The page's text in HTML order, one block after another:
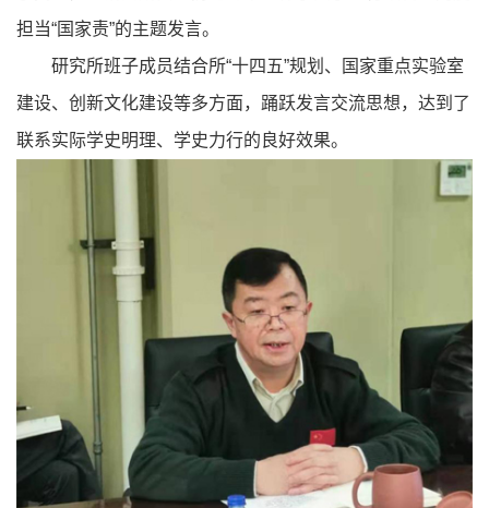
担当“国家责”的主题发言。
研究所班子成员结合所“十四五”规划、国家重点实验室
建设、创新文化建设等多方面，踊跃发言交流思想，达到了
联系实际学史明理、学史力行的良好效果。